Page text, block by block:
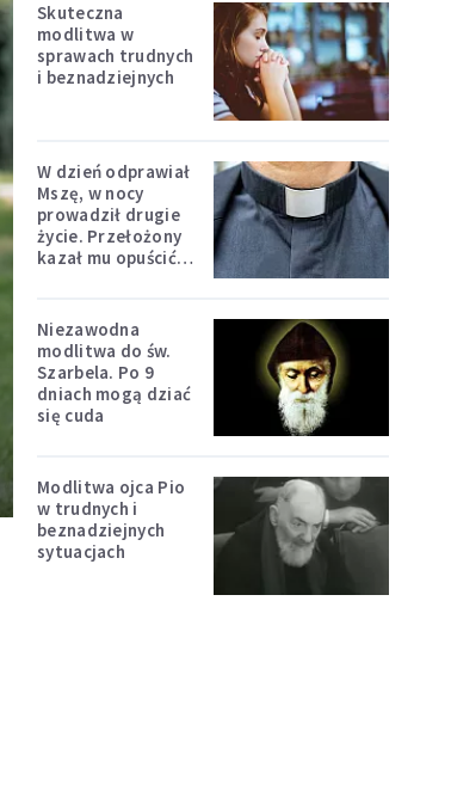
Skuteczna
modlitwa w
sprawach trudnych
i beznadziejnych
W dzień odprawiał
Mszę, w nocy
prowadził drugie
życie. Przełożony
kazał mu opuścić
Niezawodna
modlitwa do św.
Szarbela. Po 9
dniach mogą dziać
się cuda
Modlitwa ojca Pio
w trudnych i
beznadziejnych
sytuacjach